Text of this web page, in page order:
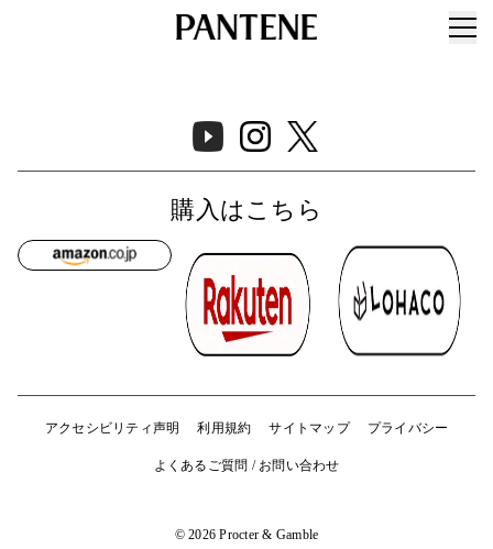
購入はこちら
アクセシビリティ声明 利用規約 サイトマップ プライバシー
よくあるご質問 / お問い合わせ
©2026 Procter & Gamble